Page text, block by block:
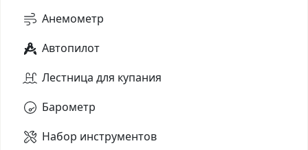
Анемометр
Автопилот
Лестница для купания
Барометр
Набор инструментов